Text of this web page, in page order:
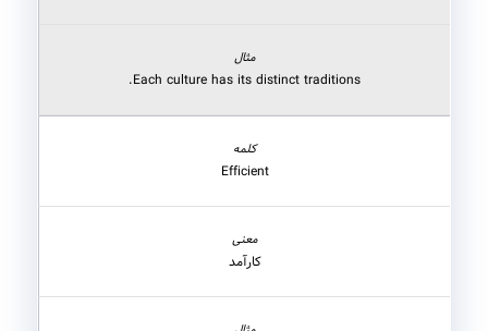
Each culture has its distinct traditions.
Efficient
کارآمد